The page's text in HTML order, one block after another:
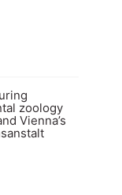
zoology
Vienna’s